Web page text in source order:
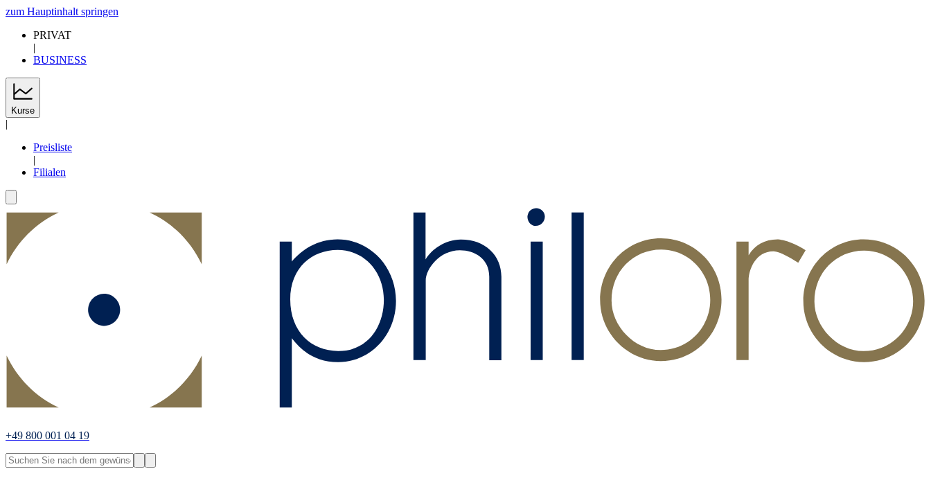
zum Hauptinhalt springen
PRIVAT
|
BUSINESS
Kurse
|
Preisliste
|
Filialen
+49 800 001 04 19